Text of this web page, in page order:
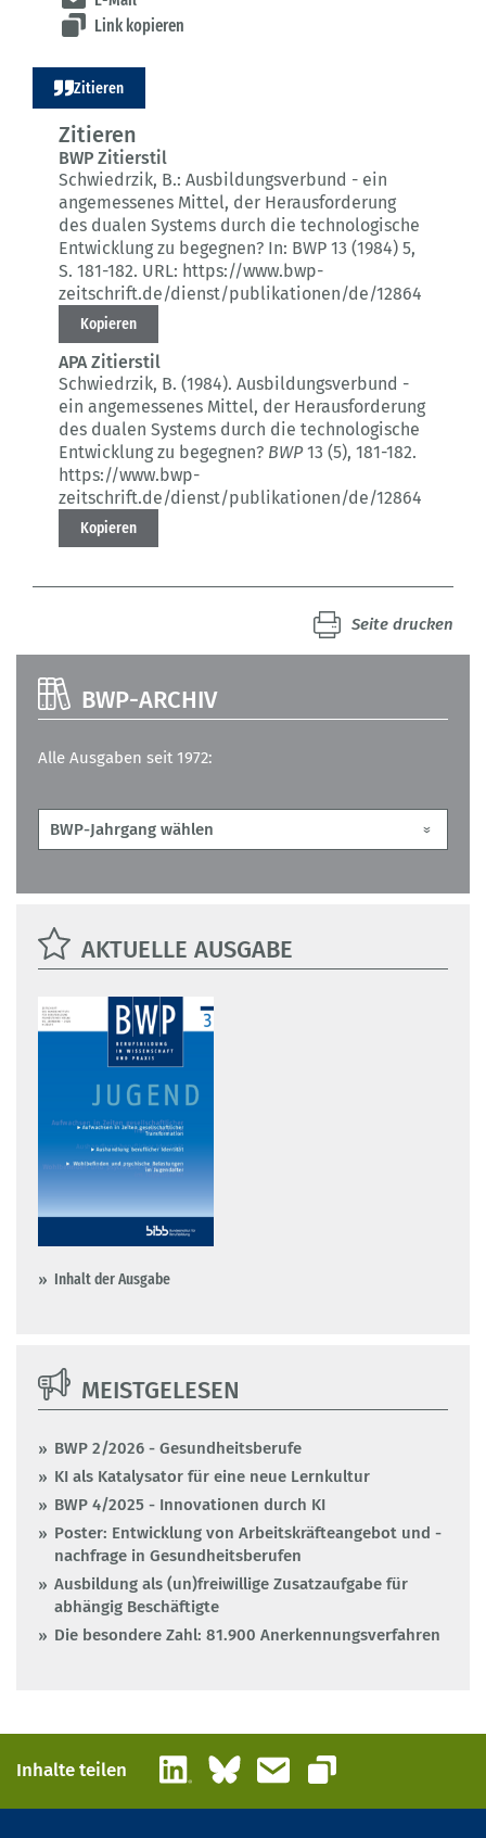
Link kopieren
Zitieren
Zitieren
BWP Zitierstil
Schwiedrzik, B.: Ausbildungsverbund - ein
angemessenes Mittel, der Herausforderung
des dualen Systems durch die technologische
Entwicklung zu begegnen? In: BWP 13 (1984) 5,
S. 181-182. URL: https://www.bwp-
zeitschrift.de/dienst/publikationen/de/12864
Kopieren
APA Zitierstil
Schwiedrzik, B. (1984). Ausbildungsverbund -
ein angemessenes Mittel, der Herausforderung
des dualen Systems durch die technologische
Entwicklung zu begegnen? BWP13 (5), 181-182.
https://www.bwp-
zeitschrift.de/dienst/publikationen/de/12864
Kopieren
Seite drucken
BWP-ARCHIV
Alle Ausgaben seit 1972:
AKTUELLE AUSGABE
Inhalt der Ausgabe
MEISTGELESEN
BWP 2/2026 - Gesundheitsberufe
KI als Katalysator für eine neue Lernkultur
BWP 4/2025 - Innovationen durch KI
Poster: Entwicklung von Arbeitskräfteangebot und -
nachfrage in Gesundheitsberufen
Ausbildung als (un)freiwillige Zusatzaufgabe für
abhängig Beschäftigte
Die besondere Zahl: 81.900 Anerkennungsverfahren
Inhalte teilen LinkedInBlueskyE-Mail
Link kopieren